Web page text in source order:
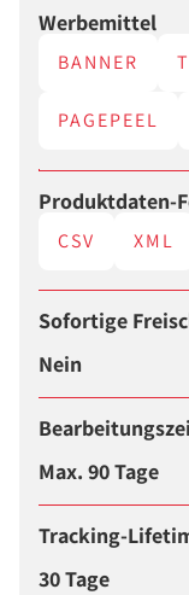
Werbemittel
BANNER
PAGEPEEL
Produktdaten-
CSV XML
Sofortige
Nein
Max. 90 Tage
Tracking-
30 Tage